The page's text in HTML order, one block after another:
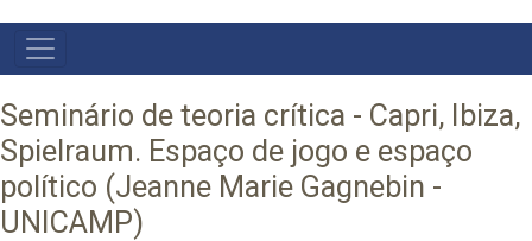
NAVEGADOR
PRINCIPAL
Seminário de teoria crítica - Capri, Ibiza,
Spielraum. Espaço de jogo e espaço
político (Jeanne Marie Gagnebin -
UNICAMP)